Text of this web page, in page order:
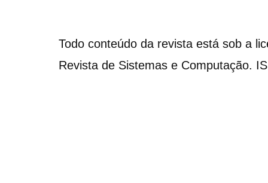
Todo conteúdo da revista está sob a
Revista de Sistemas e Computação.